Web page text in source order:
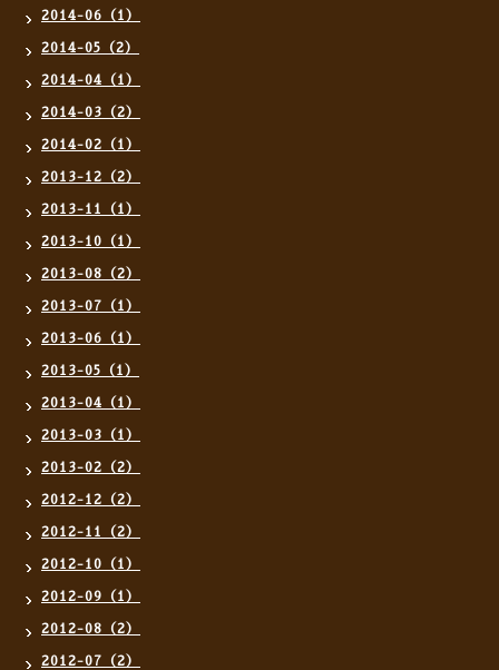
2014-06（1）
2014-05（2）
2014-04（1）
2014-03（2）
2014-02（1）
2013-12（2）
2013-11（1）
2013-10（1）
2013-08（2）
2013-07（1）
2013-06（1）
2013-05（1）
2013-04（1）
2013-03（1）
2013-02（2）
2012-12（2）
2012-11（2）
2012-10（1）
2012-09（1）
2012-08（2）
2012-07（2）